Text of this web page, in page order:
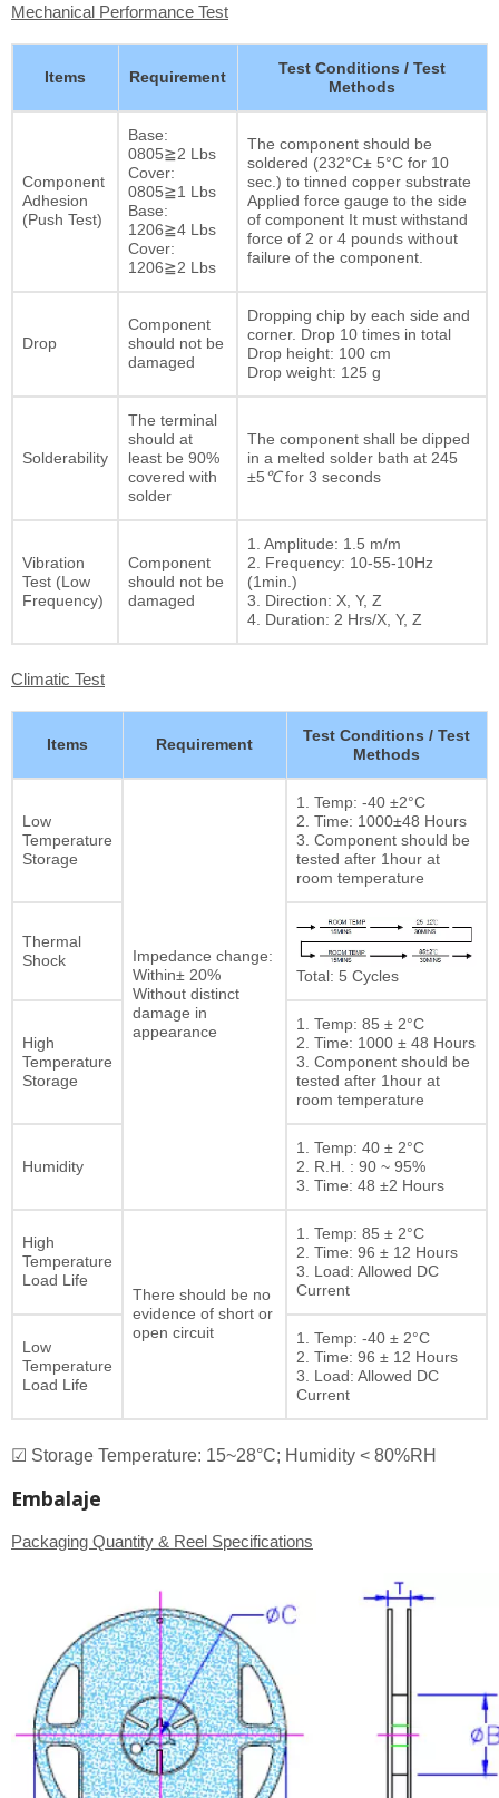
Mechanical Performance Test
Items Requirement
Test Conditions / Test
Methods
Component
Adhesion
(Push Test)
Base:
0805≧2 Lbs
Cover:
0805≧1 Lbs
Base:
1206≧4 Lbs
Cover:
1206≧2 Lbs
The component should be
soldered (232°C± 5°C for 10
sec.) to tinned copper substrate
Applied force gauge to the side
of component It must withstand
force of 2 or 4 pounds without
failure of the component.
Drop
Component
should not be
damaged
Dropping chip by each side and
corner. Drop 10 times in total
Drop height: 100 cm
Drop weight: 125 g
Solderability
The terminal
should at
least be 90%
covered with
solder
The component shall be dipped
in a melted solder bath at 245
±5℃for 3 seconds
Vibration
Test (Low
Frequency)
Component
should not be
damaged
1. Amplitude: 1.5 m/m
2. Frequency: 10-55-10Hz
(1min.)
3. Direction: X, Y, Z
4. Duration: 2 Hrs/X, Y, Z
Climatic Test
Items Requirement
Test Conditions / Test
Methods
Low
Temperature
Storage
Impedance change:
Within± 20%
Without distinct
damage in
appearance
1. Temp: -40 ±2°C
2. Time: 1000±48 Hours
3. Component should be
tested after 1hour at
room temperature
Thermal
Shock
Total: 5 Cycles
High
Temperature
Storage
1. Temp: 85 ± 2°C
2. Time: 1000 ± 48 Hours
3. Component should be
tested after 1hour at
room temperature
Humidity
1. Temp: 40 ± 2°C
2. R.H. : 90 ~ 95%
3. Time: 48 ±2 Hours
High
Temperature
Load Life
There should be no
evidence of short or
open circuit
1. Temp: 85 ± 2°C
2. Time: 96 ± 12 Hours
3. Load: Allowed DC
Current
Low
Temperature
Load Life
1. Temp: -40 ± 2°C
2. Time: 96 ± 12 Hours
3. Load: Allowed DC
Current
☑ Storage Temperature: 15~28°C; Humidity < 80%RH
Embalaje
Packaging Quantity & Reel Specifications